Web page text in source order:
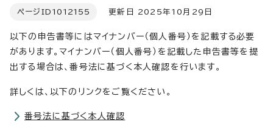
ページID 1012155 更新日 2025年10月29日
以下の申告書等にはマイナンバー（個人番号）を記載する必要
があります。マイナンバー（個人番号）を記載した申告書等を提
出する場合は、番号法に基づく本人確認を行います。
詳しくは、以下のリンクをご覧ください。
番号法に基づく本人確認